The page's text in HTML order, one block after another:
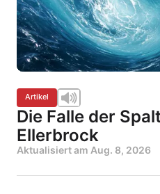
Artikel
Die Falle der
Ellerbrock
Aktualisiert am Aug. 8, 2026